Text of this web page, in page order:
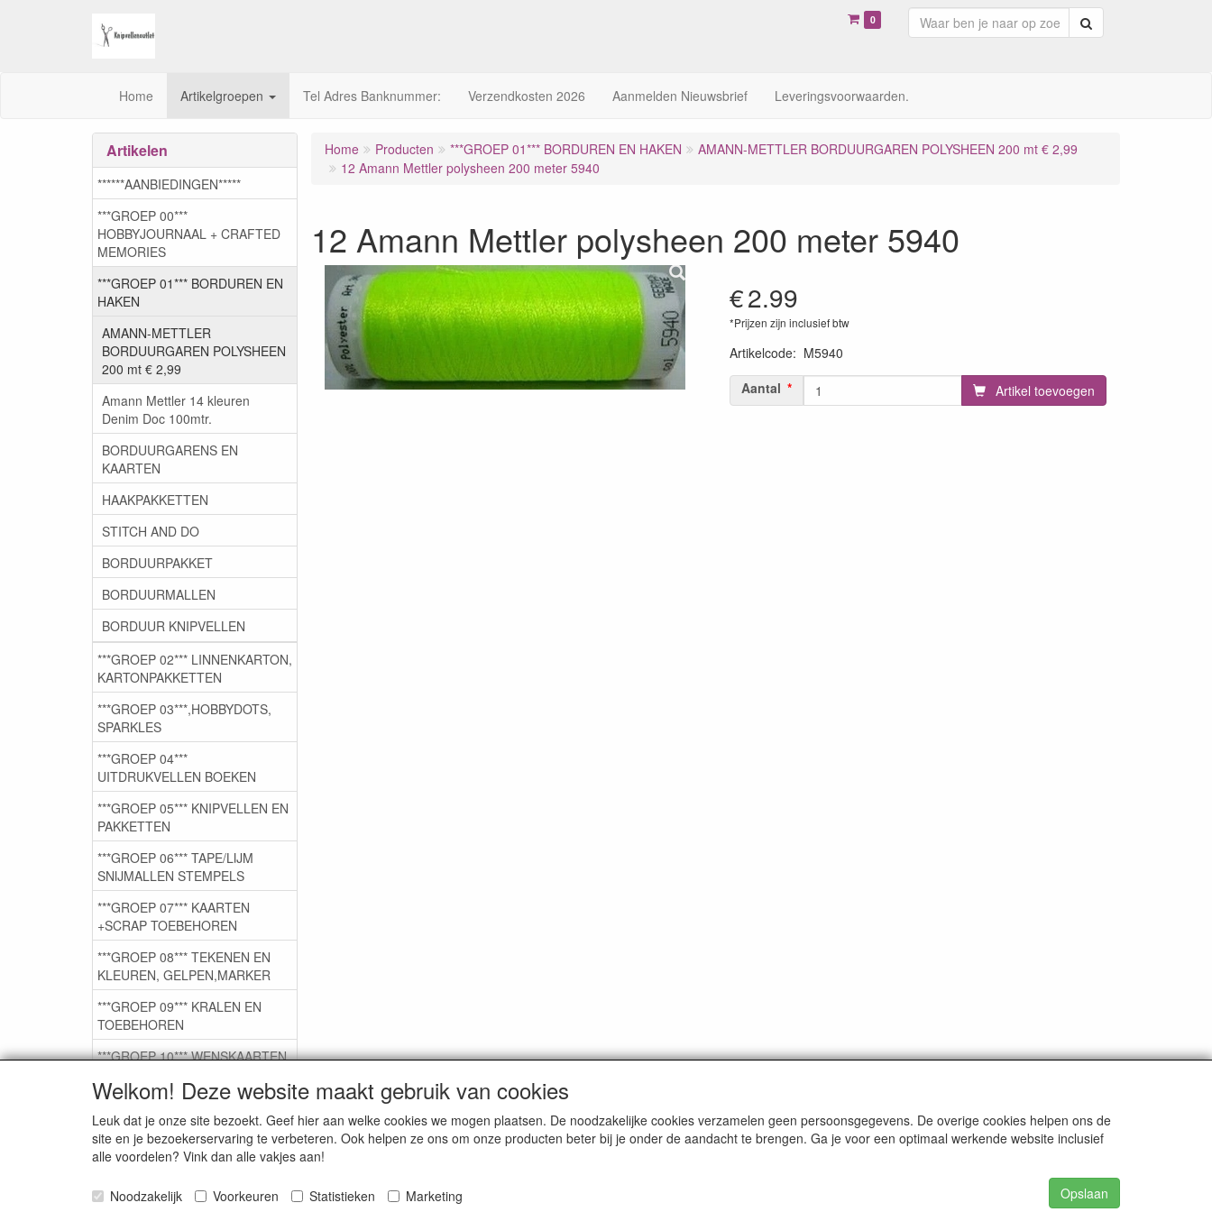
Welkom! Deze website maakt gebruik van cookies
Leuk dat je onze site bezoekt. Geef hier aan welke cookies we mogen plaatsen. De noodzakelijke cookies verzamelen geen persoonsgegevens. De overige cookies helpen ons de
site en je bezoekerservaring te verbeteren. Ook helpen ze ons om onze producten beter bij je onder de aandacht te brengen. Ga je voor een optimaal werkende website inclusief
alle voordelen? Vink dan alle vakjes aan!
Noodzakelijk Voorkeuren Statistieken Marketing Opslaan
0
Home Artikelgroepen Tel Adres Banknummer: Verzendkosten 2026 Aanmelden Nieuwsbrief Leveringsvoorwaarden.
Home Producten ***GROEP 01*** BORDUREN EN HAKEN
AMANN-METTLER BORDUURGAREN POLYSHEEN 200 mt € 2,99
12 Amann Mettler polysheen 200 meter 5940
12 Amann Mettler polysheen 200 meter 5940
€2.99
*Prijzen zijn inclusief btw
Artikelcode: M5940
Aantal
Artikel toevoegen
Artikelen
******AANBIEDINGEN*****
***GROEP 00***
HOBBYJOURNAAL + CRAFTED
MEMORIES
***GROEP 01*** BORDUREN EN
HAKEN
AMANN-METTLER
BORDUURGAREN POLYSHEEN
200 mt € 2,99
Amann Mettler 14 kleuren
Denim Doc 100mtr.
BORDUURGARENS EN
KAARTEN
HAAKPAKKETTEN
STITCH AND DO
BORDUURPAKKET
BORDUURMALLEN
BORDUUR KNIPVELLEN
***GROEP 02*** LINNENKARTON,
KARTONPAKKETTEN
***GROEP 03***,HOBBYDOTS,
SPARKLES
***GROEP 04***
UITDRUKVELLEN BOEKEN
***GROEP 05*** KNIPVELLEN EN
PAKKETTEN
***GROEP 06*** TAPE/LIJM
SNIJMALLEN STEMPELS
***GROEP 07*** KAARTEN
+SCRAP TOEBEHOREN
***GROEP 08*** TEKENEN EN
KLEUREN, GELPEN,MARKER
***GROEP 09*** KRALEN EN
TOEBEHOREN
***GROEP 10*** WENSKAARTEN
Service
Artikelgroepen